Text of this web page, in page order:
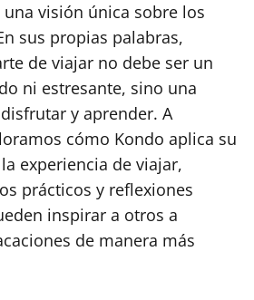
visión única sobre los
sus propias palabras,
de viajar no debe ser un
ni estresante, sino una
y aprender. A
cómo Kondo aplica su
experiencia de viajar,
prácticos y reflexiones
inspirar a otros a
de manera más